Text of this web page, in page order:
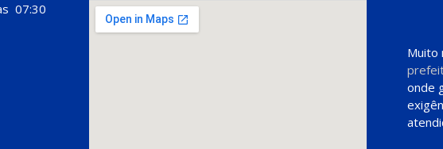
07:30
Muito
onde